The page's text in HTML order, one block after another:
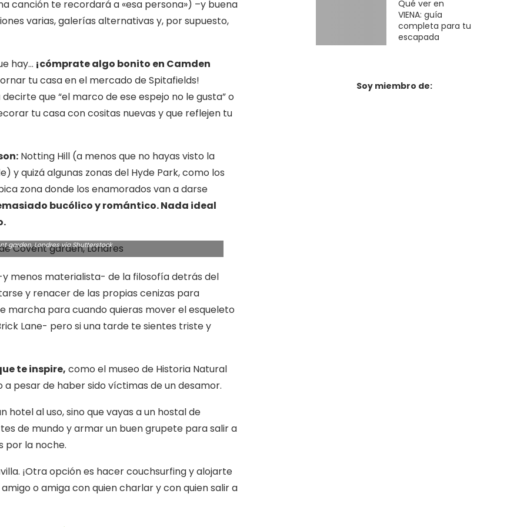
canción te recordará a «esa persona») –y buena
varias, galerías alternativas y, por supuesto,
hay… ¡cómprate algo bonito en Camden
tu casa en el mercado de Spitafields!
que “el marco de ese espejo no le gusta” o
tu casa con cositas nuevas y que reflejen tu
Notting Hill (a menos que no hayas visto la
y quizá algunas zonas del Hyde Park, como los
zona donde los enamorados van a darse
bucólico y romántico. Nada ideal
garden, Londres via Shutterstock
menos materialista- de la filosofía detrás del
y renacer de las propias cenizas para
marcha para cuando quieras mover el esqueleto
Lane- pero si una tarde te sientes triste y
te inspire, como el museo de Historia Natural
pesar de haber sido víctimas de un desamor.
hotel al uso, sino que vayas a un hostal de
de mundo y armar un buen grupete para salir a
por la noche.
¡Otra opción es hacer couchsurfing y alojarte
o amiga con quien charlar y con quien salir a
Qué ver en
VIENA: guía
completa para tu
escapada
Soy miembro de: